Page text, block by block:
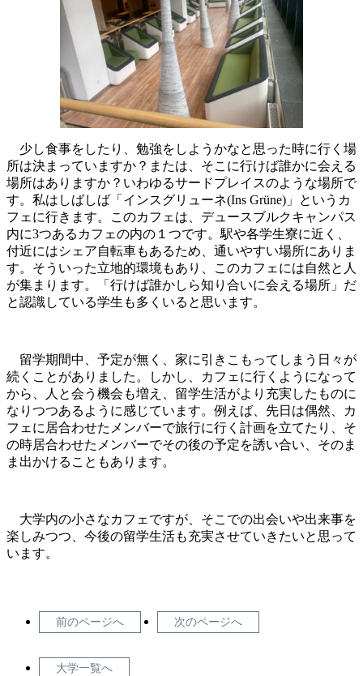
少し食事をしたり、勉強をしようかなと思った時に行く場
所は決まっていますか？または、そこに行けば誰かに会える
場所はありますか？いわゆるサードプレイスのような場所で
す。私はしばしば「インスグリューネ(Ins Grüne)」というカ
フェに行きます。このカフェは、デュースブルクキャンパス
内に3つあるカフェの内の１つです。駅や各学生寮に近く、
付近にはシェア自転車もあるため、通いやすい場所にありま
す。そういった立地的環境もあり、このカフェには自然と人
が集まります。「行けば誰かしら知り合いに会える場所」だ
と認識している学生も多くいると思います。
留学期間中、予定が無く、家に引きこもってしまう日々が
続くことがありました。しかし、カフェに行くようになって
から、人と会う機会も増え、留学生活がより充実したものに
なりつつあるように感じています。例えば、先日は偶然、カ
フェに居合わせたメンバーで旅行に行く計画を立てたり、そ
の時居合わせたメンバーでその後の予定を誘い合い、そのま
ま出かけることもあります。
大学内の小さなカフェですが、そこでの出会いや出来事を
楽しみつつ、今後の留学生活も充実させていきたいと思って
います。
前のページへ 次のページへ
大学一覧へ